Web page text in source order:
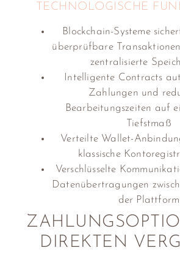
TECHNOLOGISCHE
Blockchain-Systeme
überprüfbare
zentralisierte
Intelligente Contracts
Zahlungen und
Bearbeitungszeiten auf
Tiefstmaß
Verteilte Wallet-
klassische
Verschlüsselte
Datenübertragungen
der Plattform
DIREKTEN